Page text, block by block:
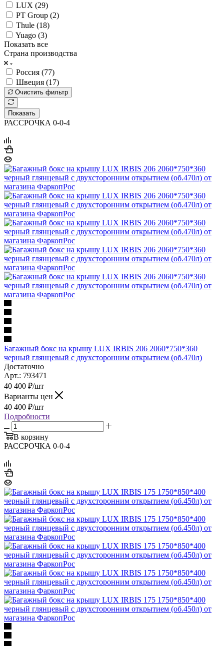
LUX (29)
PT Group (2)
Thule (18)
Yuago (3)
Показать все
Страна производства
Россия (77)
Швеция (17)
Очистить фильтр
Показать
РАССРОЧКА 0-0-4
Багажный бокс на крышу LUX IRBIS 206 2060*750*360
черный глянцевый с двухсторонним открытием (об.470л)
Достаточно
Арт.: 793471
40 400 ₽/шт
Варианты цен
40 400 ₽/шт
Подробности
В корзину
РАССРОЧКА 0-0-4